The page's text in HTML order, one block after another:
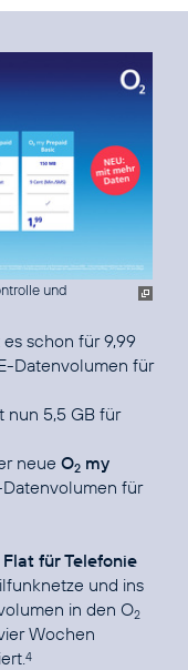
und
schon für 9,99
Datenvolumen für
nun 5,5 GB für
neue O2 my
für
für Telefonie
und ins
in den O2
Wochen
4